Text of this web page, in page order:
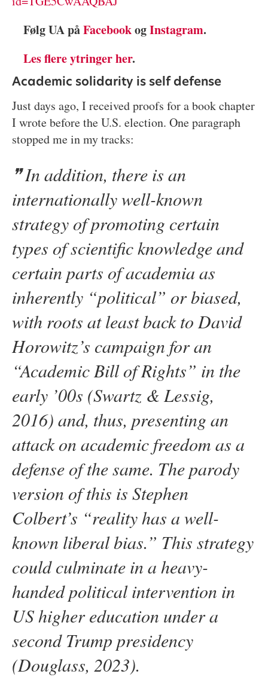
Følg UA påFacebookogInstagram.
Les flere ytringer her.
Academic solidarity is self defense
Just days ago, I received proofs for a book chapter
I wrote before the U.S. election. One paragraph
stopped me in my tracks:
In addition, there is an
internationally well-known
strategy of promoting certain
types of scientific knowledge and
certain parts of academia as
inherently “political” or biased,
with roots at least back to David
Horowitz’s campaign for an
“Academic Bill of Rights” in the
early ’00s (Swartz & Lessig,
2016) and, thus, presenting an
attack on academic freedom as a
defense of the same. The parody
version of this is Stephen
Colbert’s “reality has a well-
known liberal bias.” This strategy
could culminate in a heavy-
handed political intervention in
US higher education under a
second Trump presidency
(Douglass, 2023).